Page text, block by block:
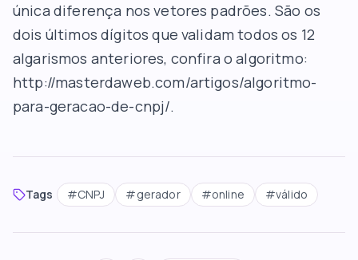
única diferença nos vetores padrões. São os
dois últimos dígitos que validam todos os 12
algarismos anteriores, confira o algoritmo:
http://masterdaweb.com/artigos/algoritmo-
para-geracao-de-cnpj/.
Tags #CNPJ #gerador #online #válido